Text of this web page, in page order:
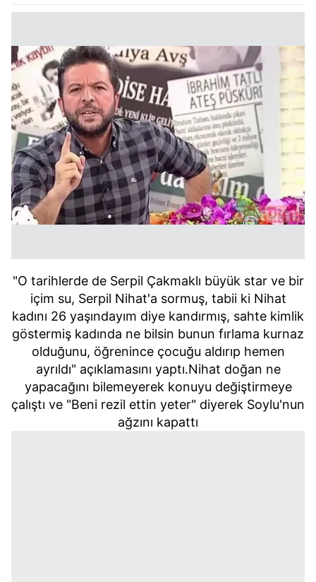
"O tarihlerde de Serpil Çakmaklı büyük star ve bir
içim su, Serpil Nihat'a sormuş, tabii ki Nihat
kadını 26 yaşındayım diye kandırmış, sahte kimlik
göstermiş kadında ne bilsin bunun fırlama kurnaz
olduğunu, öğrenince çocuğu aldırıp hemen
ayrıldı" açıklamasını yaptı.Nihat doğan ne
yapacağını bilemeyerek konuyu değiştirmeye
çalıştı ve "Beni rezil ettin yeter" diyerek Soylu'nun
ağzını kapattı